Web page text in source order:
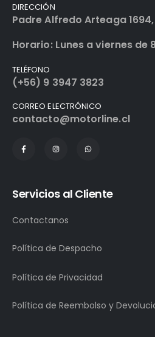
DIRECCIÓN
Padre Alfredo Arteaga
Horario: Lunes a viernes de
TELÉFONO
(+56) 9 3947 3823
CORREO ELECTRÓNICO
contacto@motorline.cl
Servicios al Cliente
Contactanos
Política de Despacho
Política de Privacidad
Política de Reembolso y